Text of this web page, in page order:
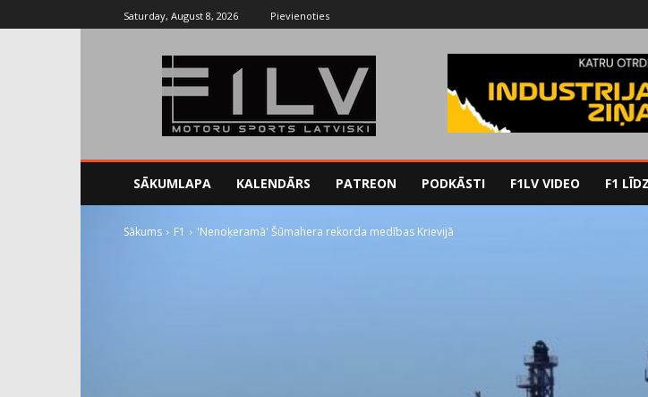
Saturday, August 8, 2026 Pievienoties
SĀKUMLAPA KALENDĀRS PATREON PODKĀSTI F1LV VIDEO F1
Sākums F1 'Nenoķeramā' Šūmahera rekorda medības Krievijā